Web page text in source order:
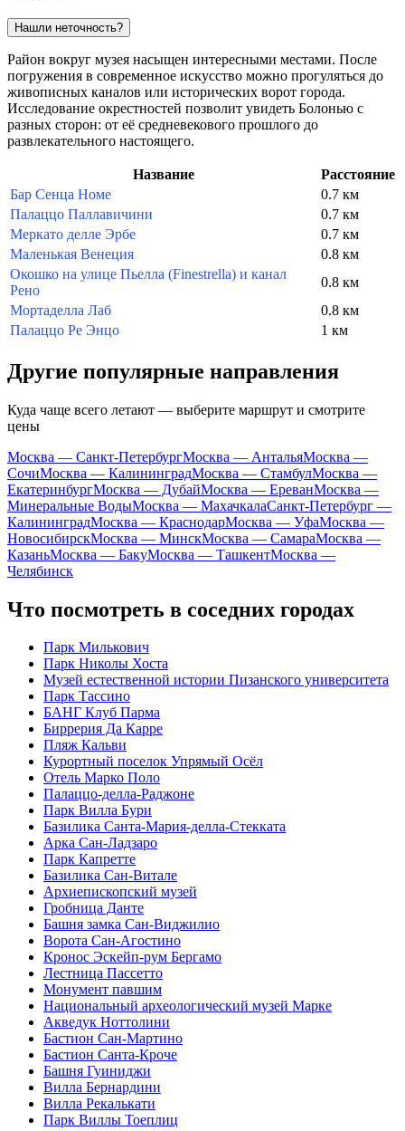
Нашли неточность?
Район вокруг музея насыщен интересными местами. После
погружения в современное искусство можно прогуляться до
живописных каналов или исторических ворот города.
Исследование окрестностей позволит увидеть Болонью с
разных сторон: от её средневекового прошлого до
развлекательного настоящего.
Название
Расстояние
Бар Сенца Номе
0.7 км
Палаццо Паллавичини
0.7 км
Меркато делле Эрбе
0.7 км
Маленькая Венеция
0.8 км
Окошко на улице Пьелла (Finestrella) и канал
Рено
0.8 км
Мортаделла Лаб
0.8 км
Палаццо Ре Энцо
1 км
Другие популярные направления
Куда чаще всего летают — выберите маршрут и смотрите
цены
Москва — Санкт-ПетербургМосква — АнтальяМосква —
СочиМосква — КалининградМосква — СтамбулМосква —
ЕкатеринбургМосква — ДубайМосква — ЕреванМосква —
Минеральные ВодыМосква — МахачкалаСанкт-Петербург —
КалининградМосква — КраснодарМосква — УфаМосква —
НовосибирскМосква — МинскМосква — СамараМосква —
КазаньМосква — БакуМосква — ТашкентМосква —
Челябинск
Что посмотреть в соседних городах
Парк Милькович
Парк Николы Хоста
Музей естественной истории Пизанского университета
Парк Тассино
БАНГ Клуб Парма
Биррерия Да Карре
Пляж Кальви
Курортный поселок Упрямый Осёл
Отель Марко Поло
Палаццо-делла-Раджоне
Парк Вилла Бури
Базилика Санта-Мария-делла-Стекката
Арка Сан-Ладзаро
Парк Капретте
Базилика Сан-Витале
Архиепископский музей
Гробница Данте
Башня замка Сан-Виджилио
Ворота Сан-Агостино
Кронос Эскейп-рум Бергамо
Лестница Пассетто
Монумент павшим
Национальный археологический музей Марке
Акведук Ноттолини
Бастион Сан-Мартино
Бастион Санта-Кроче
Башня Гуиниджи
Вилла Бернардини
Вилла Рекалькати
Парк Виллы Тоеплиц